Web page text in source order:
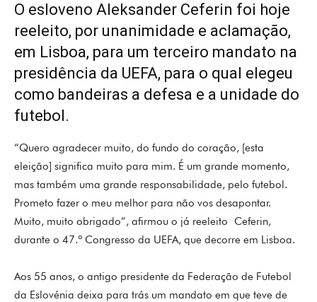
O esloveno Aleksander Ceferin foi hoje
reeleito, por unanimidade e aclamação,
em Lisboa, para um terceiro mandato na
presidência da UEFA, para o qual elegeu
como bandeiras a defesa e a unidade do
futebol.
“Quero agradecer muito, do fundo do coração, [esta
eleição] significa muito para mim. É um grande momento,
mas também uma grande responsabilidade, pelo futebol.
Prometo fazer o meu melhor para não vos desapontar.
Muito, muito obrigado”, afirmou o já reeleito Ceferin,
durante o 47.º Congresso da UEFA, que decorre em Lisboa.
Aos 55 anos, o antigo presidente da Federação de Futebol
da Eslovénia deixa para trás um mandato em que teve de